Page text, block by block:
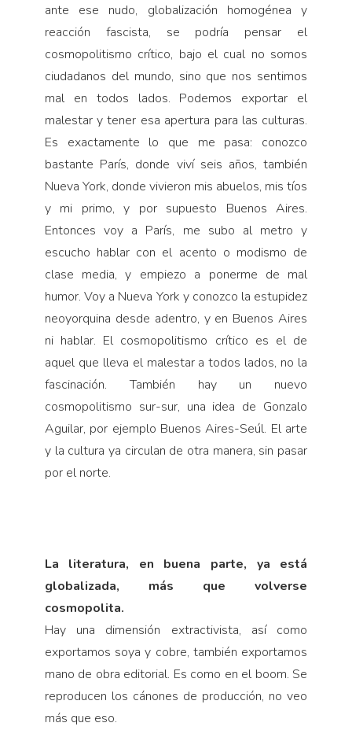
ante ese nudo, globalización homogénea y
reacción fascista, se podría pensar el
cosmopolitismo crítico, bajo el cual no somos
ciudadanos del mundo, sino que nos sentimos
mal en todos lados. Podemos exportar el
malestar y tener esa apertura para las culturas.
Es exactamente lo que me pasa: conozco
bastante París, donde viví seis años, también
Nueva York, donde vivieron mis abuelos, mis tíos
y mi primo, y por supuesto Buenos Aires.
Entonces voy a París, me subo al metro y
escucho hablar con el acento o modismo de
clase media, y empiezo a ponerme de mal
humor. Voy a Nueva York y conozco la estupidez
neoyorquina desde adentro, y en Buenos Aires
ni hablar. El cosmopolitismo crítico es el de
aquel que lleva el malestar a todos lados, no la
fascinación. También hay un nuevo
cosmopolitismo sur-sur, una idea de Gonzalo
Aguilar, por ejemplo Buenos Aires-Seúl. El arte
y la cultura ya circulan de otra manera, sin pasar
por el norte.
La literatura, en buena parte, ya está
globalizada, más que volverse
cosmopolita.
Hay una dimensión extractivista, así como
exportamos soya y cobre, también exportamos
mano de obra editorial. Es como en el boom. Se
reproducen los cánones de producción, no veo
más que eso.